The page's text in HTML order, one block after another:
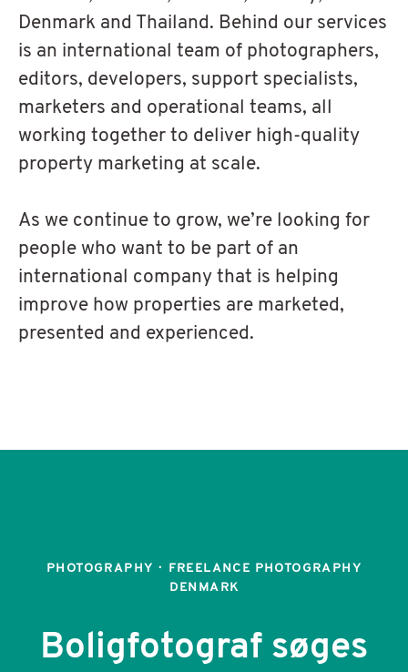
Denmark and Thailand. Behind our services
is an international team of photographers,
editors, developers, support specialists,
marketers and operational teams, all
working together to deliver high-quality
property marketing at scale.
As we continue to grow, we’re looking for
people who want to be part of an
international company that is helping
improve how properties are marketed,
presented and experienced.
PHOTOGRAPHY ·
FREELANCE PHOTOGRAPHY
DENMARK
Boligfotograf søges